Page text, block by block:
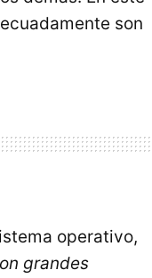
son
operativo,
grandes